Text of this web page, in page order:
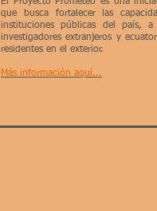
que busca fortalecer las
instituciones públicas del país,
investigadores extranjeros y
residentes en el exterior.
Más información aquí...